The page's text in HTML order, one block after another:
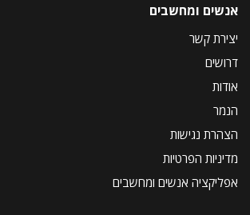
אנשים ומחשבים
יצירת קשר
דרושים
אודות
הנמר
הצהרת נגישות
מדיניות הפרטיות
אפליקציה אנשים ומחשבים